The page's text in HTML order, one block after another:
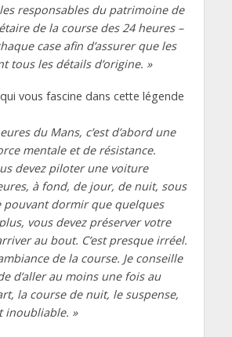
responsables du patrimoine de
de la course des 24 heures –
case afin d’assurer que les
tous les détails d’origine. »
qui vous fascine dans cette légende
du Mans, c’est d’abord une
mentale et de résistance.
devez piloter une voiture
à fond, de jour, de nuit, sous
pouvant dormir que quelques
vous devez préserver votre
au bout. C’est presque irréel.
de la course. Je conseille
d’aller au moins une fois au
la course de nuit, le suspense,
inoubliable. »